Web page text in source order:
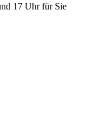
17 Uhr für Sie